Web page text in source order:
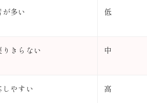
多い 低
きらない 中
やすい 高